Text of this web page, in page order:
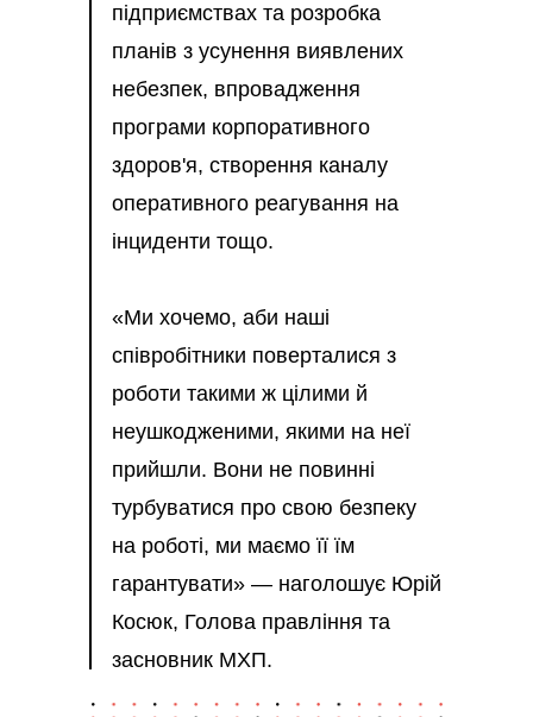
підприємствах та розробка
планів з усунення виявлених
небезпек, впровадження
програми корпоративного
здоров'я, створення каналу
оперативного реагування на
інциденти тощо.
«Ми хочемо, аби наші
співробітники поверталися з
роботи такими ж цілими й
неушкодженими, якими на неї
прийшли. Вони не повинні
турбуватися про свою безпеку
на роботі, ми маємо її їм
гарантувати» — наголошує Юрій
Косюк, Голова правління та
засновник МХП.